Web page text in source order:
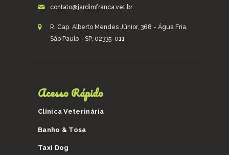
contato@jardimfranca.vet.br
R. Cap. Alberto Mendes Júnior, 368 - Água Fria,
São Paulo - SP, 02335-011
Acesso Rápido
Clínica Veterinária
Banho & Tosa
Taxi Dog